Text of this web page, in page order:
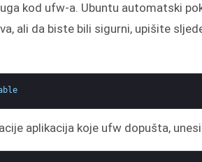
kod ufw-a. Ubuntu automatski
ali da biste bili sigurni, upišite
aplikacija koje ufw dopušta,